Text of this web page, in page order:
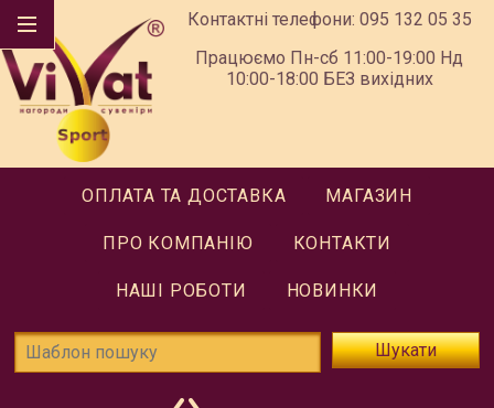
Контактні телефони: 095 132 05 35
Працюємо Пн-сб 11:00-19:00 Нд
10:00-18:00 БЕЗ вихідних
ОПЛАТА ТА ДОСТАВКА МАГАЗИН
ПРО КОМПАНІЮ КОНТАКТИ
НАШІ РОБОТИ НОВИНКИ
Шукати